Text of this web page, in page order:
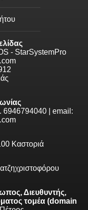
- StarSystemPro
6946794040 | email:
Καστοριά
Διευθυντής,
τομέα (domain